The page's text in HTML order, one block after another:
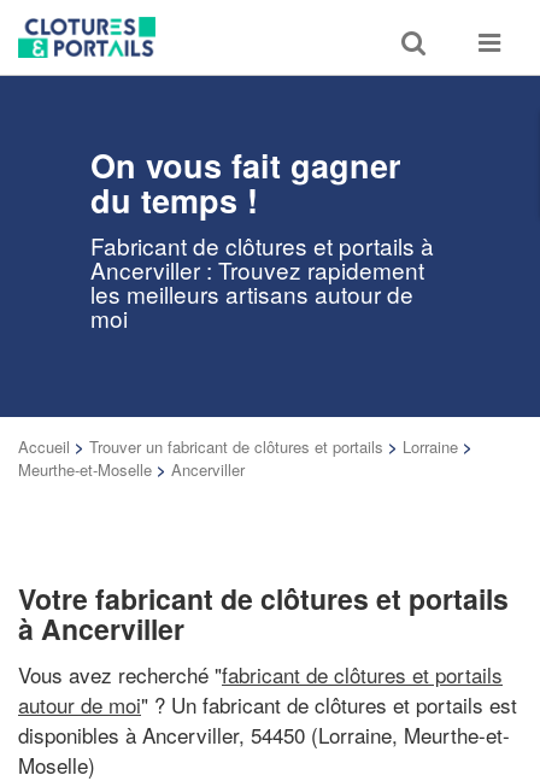
Toggle
search
Toggle
On vous fait gagner
du temps !
Fabricant de clôtures et portails à
Ancerviller : Trouvez rapidement
les meilleurs artisans autour de
moi
Accueil > Trouver un fabricant de clôtures et portails > Lorraine >
Meurthe-et-Moselle > Ancerviller
Votre fabricant de clôtures et portails
à Ancerviller
Vous avez recherché "fabricant de clôtures et portails
autour de moi" ? Un fabricant de clôtures et portails est
disponibles à Ancerviller, 54450 (Lorraine, Meurthe-et-
Moselle)